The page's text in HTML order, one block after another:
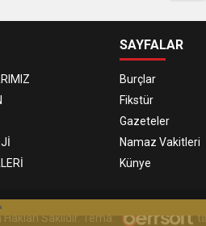
SAYFALAR
Burçlar
Fikstür
Gazeteler
Namaz Vakitleri
Künye
Hakları Saklıdır. Tema: